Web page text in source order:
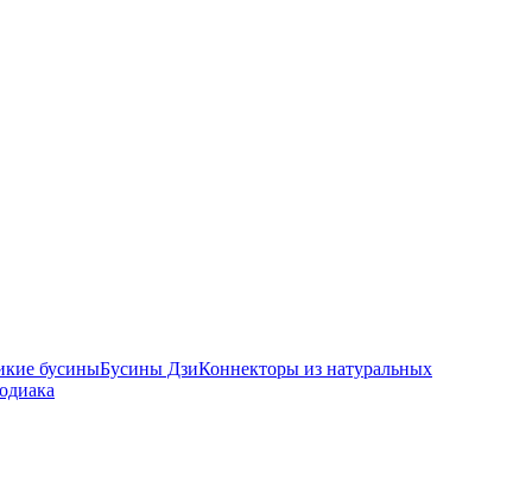
бусиныБусины ДзиКоннекторы из натуральных